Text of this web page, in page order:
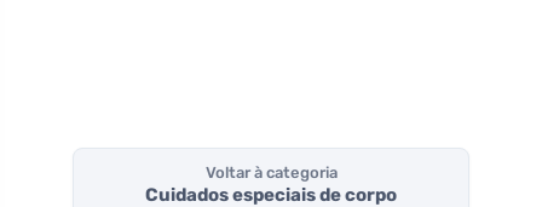
Voltar à categoria
Cuidados especiais de corpo